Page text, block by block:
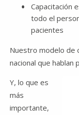
Capacitación
todo el
pacientes
Nuestro modelo de
nacional que hablan
Y, lo que es
más
importante,